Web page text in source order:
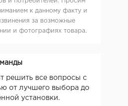
к данному факту и
за возможные
и фотографиях товара.
решить все вопросы с
от лучшего выбора до
установки.